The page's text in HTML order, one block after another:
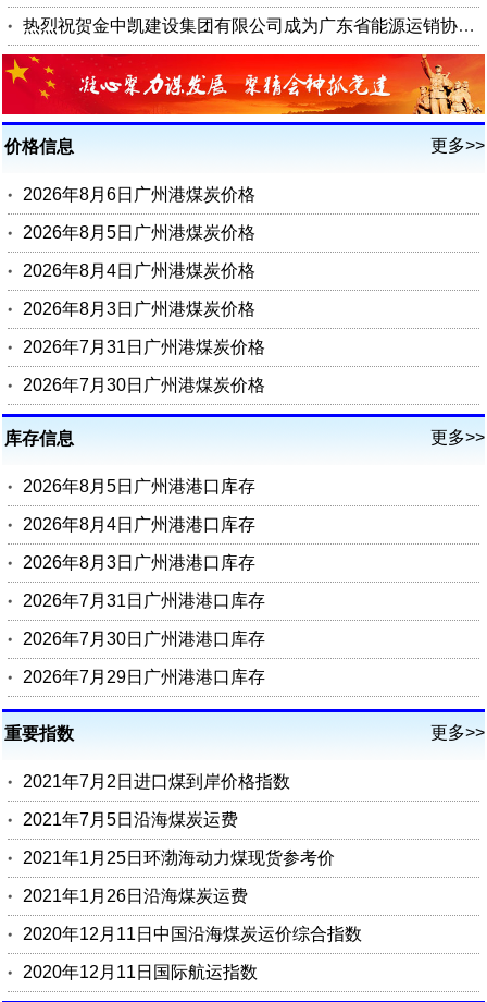
热烈祝贺金中凯建设集团有限公司成为广东省能源运销协会会员单位
更多>>
价格信息
2026年8月6日广州港煤炭价格
2026年8月5日广州港煤炭价格
2026年8月4日广州港煤炭价格
2026年8月3日广州港煤炭价格
2026年7月31日广州港煤炭价格
2026年7月30日广州港煤炭价格
更多>>
库存信息
2026年8月5日广州港港口库存
2026年8月4日广州港港口库存
2026年8月3日广州港港口库存
2026年7月31日广州港港口库存
2026年7月30日广州港港口库存
2026年7月29日广州港港口库存
更多>>
重要指数
2021年7月2日进口煤到岸价格指数
2021年7月5日沿海煤炭运费
2021年1月25日环渤海动力煤现货参考价
2021年1月26日沿海煤炭运费
2020年12月11日中国沿海煤炭运价综合指数
2020年12月11日国际航运指数